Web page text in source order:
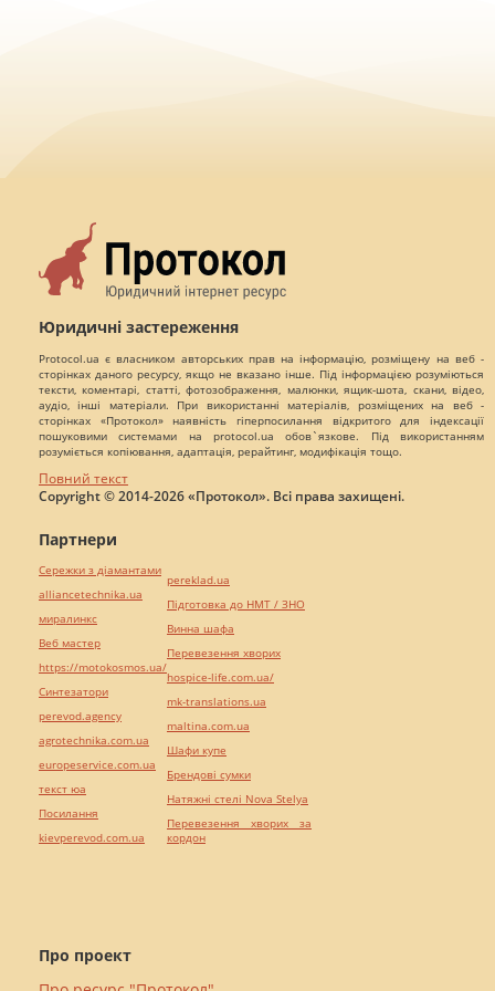
Юридичні застереження
Protocol.ua є власником авторських прав на інформацію, розміщену на веб -
сторінках даного ресурсу, якщо не вказано інше. Під інформацією розуміються
тексти, коментарі, статті, фотозображення, малюнки, ящик-шота, скани, відео,
аудіо, інші матеріали. При використанні матеріалів, розміщених на веб -
сторінках «Протокол» наявність гіперпосилання відкритого для індексації
пошуковими системами на protocol.ua обов`язкове. Під використанням
розуміється копіювання, адаптація, рерайтинг, модифікація тощо.
Повний текст
Copyright © 2014-2026 «Протокол». Всі права захищені.
Про проект
Партнери
Сережки з діамантами
alliancetechnika.ua
миралинкс
Веб мастер
https://motokosmos.ua/
Синтезатори
perevod.agency
agrotechnika.com.ua
europeservice.com.ua
текст юа
Посилання
kievperevod.com.ua
pereklad.ua
Підготовка до НМТ / ЗНО
Винна шафа
Перевезення хворих
hospice-life.com.ua/
mk-translations.ua
maltina.com.ua
Шафи купе
Брендові сумки
Натяжні стелі Nova Stelya
Перевезення хворих за
кордон